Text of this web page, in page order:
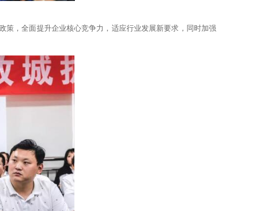
策，全面提升企业核心竞争力，适应行业发展新要求，同时加强